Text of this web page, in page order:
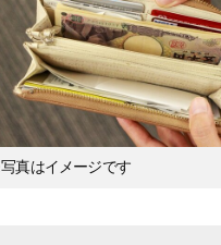
真はイメージです